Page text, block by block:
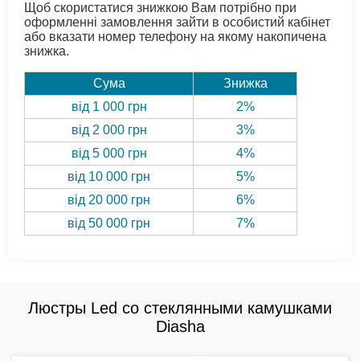
Щоб скористатися знижкою Вам потрібно при
оформленні замовлення зайти в особистий кабінет
або вказати номер телефону на якому накопичена
знижка.
Сума
Знижка
від 1 000 грн
2%
від 2 000 грн
3%
від 5 000 грн
4%
від 10 000 грн
5%
від 20 000 грн
6%
від 50 000 грн
7%
Люстры Led со стеклянными камушками
Diasha